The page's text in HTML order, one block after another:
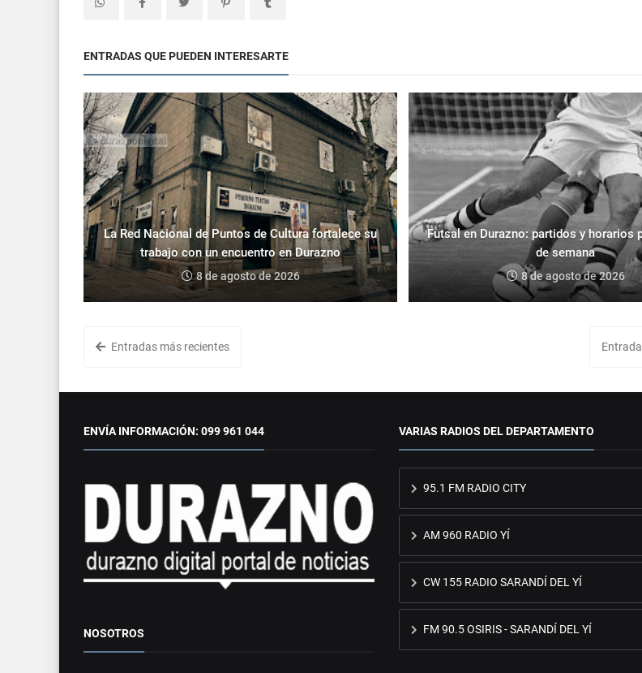
ENTRADAS QUE PUEDEN INTERESARTE
La Red Nacional de Puntos de Cultura fortalece su
trabajo con un encuentro en Durazno
8 de agosto de 2026
Futsal en Durazno: partidos y horarios
de semana
8 de agosto de 2026
Entradas más recientes
ENVÍA INFORMACIÓN: 099 961 044
NOSOTROS
VARIAS RADIOS DEL DEPARTAMENTO
95.1 FM RADIO CITY
AM 960 RADIO YÍ
CW 155 RADIO SARANDÍ DEL YÍ
FM 90.5 OSIRIS - SARANDÍ DEL YÍ